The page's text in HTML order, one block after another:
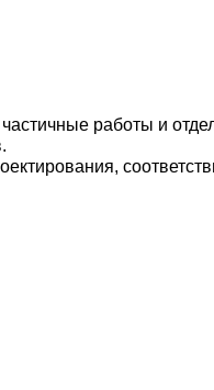
работы и